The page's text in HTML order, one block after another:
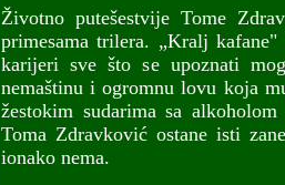
Životno putešestvije Tome
primesama trilera. „Kralj
karijeri sve što se upoznati
nemaštinu i ogromnu lovu koja
žestokim sudarima sa
Toma Zdravković ostane isti
ionako nema.